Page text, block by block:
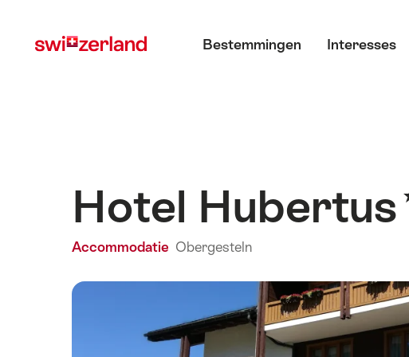
myswitzerland.com
Bestemmingen Interesses
Hotel Hubertus
Accommodatie Obergesteln